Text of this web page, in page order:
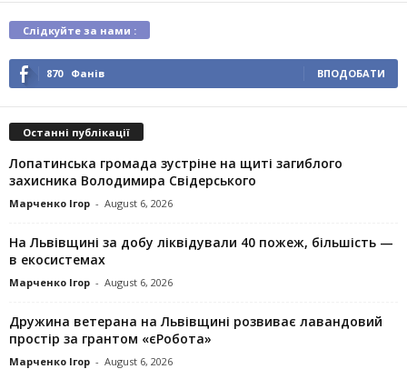
Слідкуйте за нами :
870 Фанів ВПОДОБАТИ
Останні публікації
Лопатинська громада зустріне на щиті загиблого
захисника Володимира Свідерського
Марченко Ігор - August 6, 2026
На Львівщині за добу ліквідували 40 пожеж, більшість —
в екосистемах
Марченко Ігор - August 6, 2026
Дружина ветерана на Львівщині розвиває лавандовий
простір за грантом «єРобота»
Марченко Ігор - August 6, 2026